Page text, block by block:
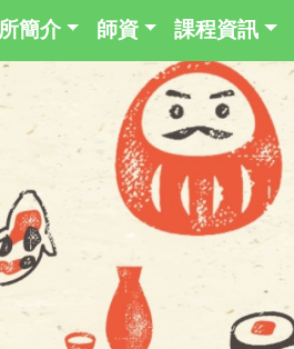
簡介 師資 課程資訊